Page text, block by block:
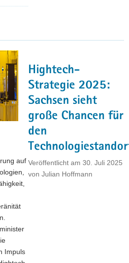
Hightech-
Strategie 2025:
Sachsen sieht
große Chancen für
den
Veröffentlicht am 30. Juli 2025
von Julian Hoffmann
auf
Impuls